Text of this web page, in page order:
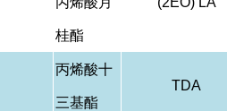
桂酯
丙烯酸十
三基酯
TDA